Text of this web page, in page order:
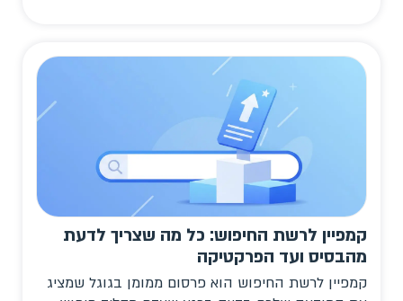
קמפיין לרשת החיפוש: כל מה שצריך לדעת
מהבסיס ועד הפרקטיקה
קמפיין לרשת החיפוש הוא פרסום ממומן בגוגל שמציג